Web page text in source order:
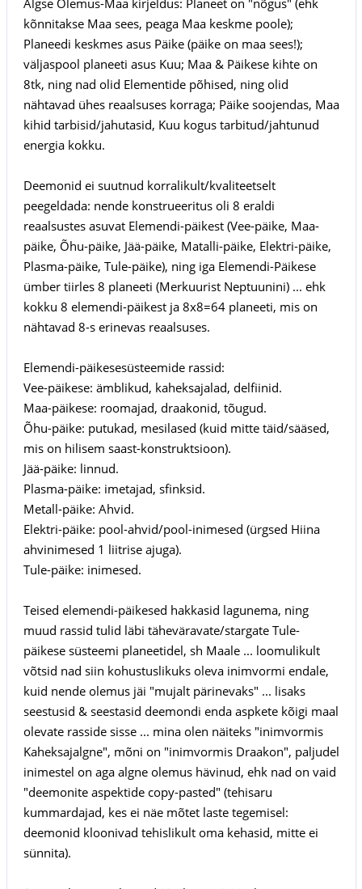
kõnnitakse Maa sees, peaga Maa keskme poole);
Planeedi keskmes asus Päike (päike on maa sees!);
väljaspool planeeti asus Kuu; Maa & Päikese kihte on
8tk, ning nad olid Elementide põhised, ning olid
nähtavad ühes reaalsuses korraga; Päike soojendas, Maa
kihid tarbisid/jahutasid, Kuu kogus tarbitud/jahtunud
energia kokku.
Deemonid ei suutnud korralikult/kvaliteetselt
peegeldada: nende konstrueeritus oli 8 eraldi
reaalsustes asuvat Elemendi-päikest (Vee-päike, Maa-
päike, Õhu-päike, Jää-päike, Matalli-päike, Elektri-päike,
Plasma-päike, Tule-päike), ning iga Elemendi-Päikese
ümber tiirles 8 planeeti (Merkuurist Neptuunini) ... ehk
kokku 8 elemendi-päikest ja 8x8=64 planeeti, mis on
nähtavad 8-s erinevas reaalsuses.
Elemendi-päikesesüsteemide rassid:
Vee-päikese: ämblikud, kaheksajalad, delfiinid.
Maa-päikese: roomajad, draakonid, tõugud.
Õhu-päike: putukad, mesilased (kuid mitte täid/sääsed,
mis on hilisem saast-konstruktsioon).
Jää-päike: linnud.
Plasma-päike: imetajad, sfinksid.
Metall-päike: Ahvid.
Elektri-päike: pool-ahvid/pool-inimesed (ürgsed Hiina
ahvinimesed 1 liitrise ajuga).
Tule-päike: inimesed.
Teised elemendi-päikesed hakkasid lagunema, ning
muud rassid tulid läbi täheväravate/stargate Tule-
päikese süsteemi planeetidel, sh Maale ... loomulikult
võtsid nad siin kohustuslikuks oleva inimvormi endale,
kuid nende olemus jäi "mujalt pärinevaks" ... lisaks
seestusid & seestasid deemondi enda aspkete kõigi maal
olevate rasside sisse ... mina olen näiteks "inimvormis
Kaheksajalgne", mõni on "inimvormis Draakon", paljudel
inimestel on aga algne olemus hävinud, ehk nad on vaid
"deemonite aspektide copy-pasted" (tehisaru
kummardajad, kes ei näe mõtet laste tegemisel:
deemonid kloonivad tehislikult oma kehasid, mitte ei
sünnita).